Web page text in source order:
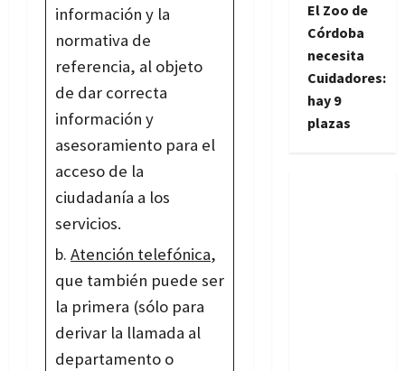
información y la
normativa de
referencia, al objeto
de dar correcta
información y
asesoramiento para el
acceso de la
ciudadanía a los
servicios.
Atención telefónica,
que también puede ser
la primera (sólo para
derivar la llamada al
departamento o
El Zoo de
Córdoba
necesita
Cuidadores:
hay 9
plazas